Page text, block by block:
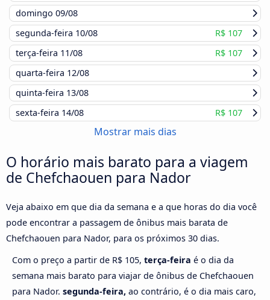
domingo 09/08
segunda-feira 10/08
R$ 107
terça-feira 11/08
R$ 107
quarta-feira 12/08
quinta-feira 13/08
sexta-feira 14/08 R$ 107
Mostrar mais dias
O horário mais barato para a viagem
de Chefchaouen para Nador
Veja abaixo em que dia da semana e a que horas do dia você
pode encontrar a passagem de ônibus mais barata de
Chefchaouen para Nador, para os próximos 30 dias.
Com o preço a partir de R$ 105, terça-feira é o dia da
semana mais barato para viajar de ônibus de Chefchaouen
para Nador. segunda-feira, ao contrário, é o dia mais caro,